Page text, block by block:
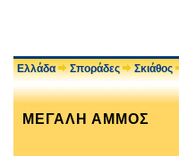
Ελλάδα Σποράδες Σκιάθος
ΜΕΓΑΛΗ ΑΜΜΟΣ